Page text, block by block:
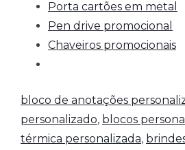
Porta cartões em metal
Pen drive promocional
Chaveiros promocionais
bloco de anotações
personalizado, blocos
térmica personalizada,